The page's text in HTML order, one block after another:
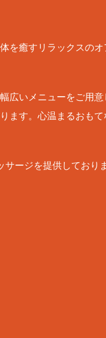
を癒すリラックスの
広いメニューをご用
ます。心温まるおも
ージを提供しており